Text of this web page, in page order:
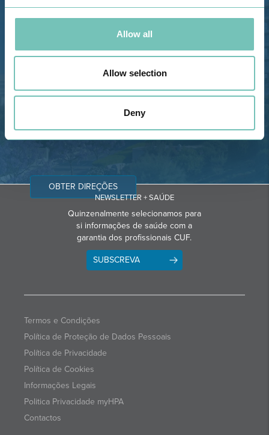
Allow all
Allow selection
Deny
OBTER DIREÇÕES
NEWSLETTER + SAÚDE
Quinzenalmente selecionamos para
si informações de saúde com a
garantia dos profissionais CUF.
SUBSCREVA
Termos e Condições
Política de Proteção de Dados Pessoais
Política de Privacidade
Política de Cookies
Informações Legais
Politica Privacidade myHPA
Contactos